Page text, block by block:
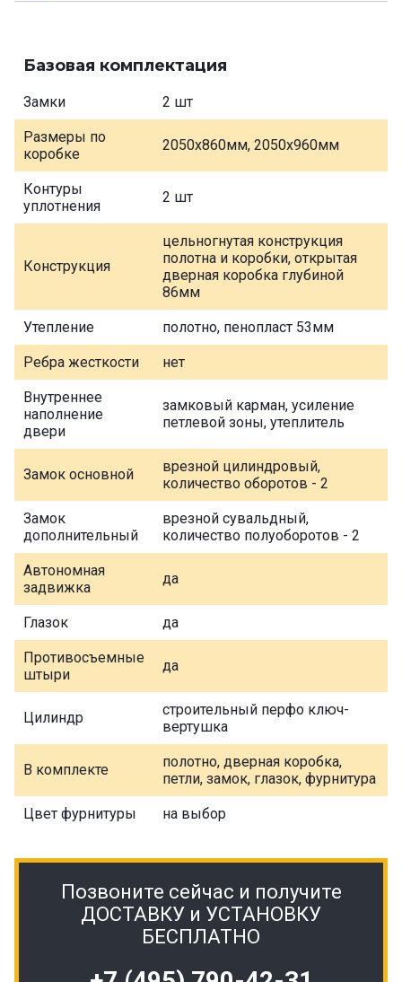
Базовая комплектация
Замки 2 шт
Размеры по
коробке
2050х860мм, 2050х960мм
Контуры
уплотнения
2 шт
Конструкция
цельногнутая конструкция
полотна и коробки, открытая
дверная коробка глубиной
86мм
Утепление полотно, пенопласт 53мм
Ребра жесткости нет
Внутреннее
наполнение
двери
замковый карман, усиление
петлевой зоны, утеплитель
Замок основной
врезной цилиндровый,
количество оборотов - 2
Замок
дополнительный
врезной сувальдный,
количество полуоборотов - 2
Автономная
задвижка
да
Глазок да
Противосъемные
штыри
да
Цилиндр
строительный перфо ключ-
вертушка
В комплекте
полотно, дверная коробка,
петли, замок, глазок, фурнитура
Цвет фурнитуры на выбор
Позвоните сейчас и получите
ДОСТАВКУ и УСТАНОВКУ
БЕСПЛАТНО